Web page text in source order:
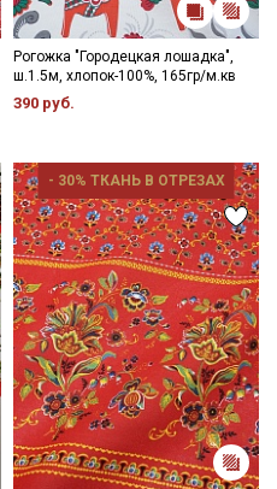
Рогожка "Городецкая лошадка",
ш.1.5м, хлопок-100%, 165гр/м.кв
390 руб.
- 30% ТКАНЬ В ОТРЕЗАХ